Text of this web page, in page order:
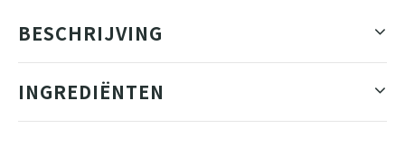
BESCHRIJVING
INGREDIËNTEN